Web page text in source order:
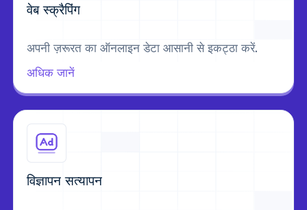
वेब स्क्रैपिंग
अपनी ज़रूरत का ऑनलाइन डेटा आसानी से इकट्ठा करें.
अधिक जानें
विज्ञापन सत्यापन